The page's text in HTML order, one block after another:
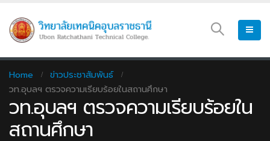
Home
ข่าวประชาสัมพันธ์
วท.อุบลฯ ตรวจความเรียบร้อยในสถานศึกษา
วท.อุบลฯ ตรวจความเรียบร้อยใน
สถานศึกษา